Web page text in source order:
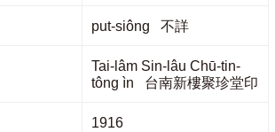
put-siông 不詳
Tai-lâm Sin-lâu Chū-tin-
tông ìn 台南新樓聚珍堂印
1916